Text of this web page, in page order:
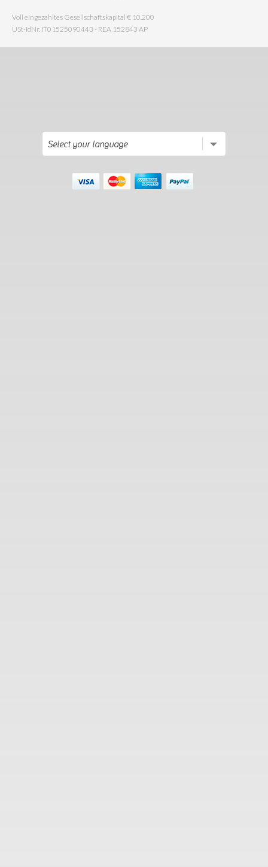
Voll eingezahltes Gesellschaftskapital € 10.200
USt-IdNr. IT01525090443 - REA 152843 AP